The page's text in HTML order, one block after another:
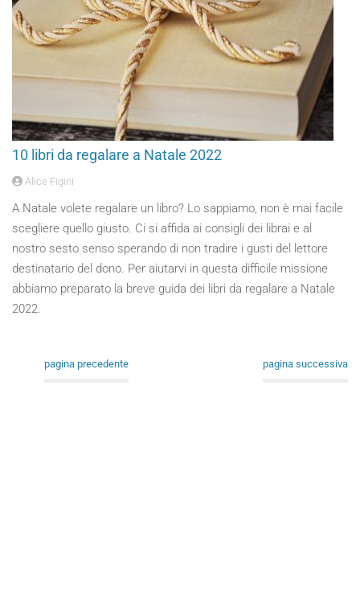
10 libri da regalare a Natale 2022
Alice Figini
A Natale volete regalare un libro? Lo sappiamo, non è mai facile
scegliere quello giusto. Ci si affida ai consigli dei librai e al
nostro sesto senso sperando di non tradire i gusti del lettore
destinatario del dono. Per aiutarvi in questa difficile missione
abbiamo preparato la breve guida dei libri da regalare a Natale
2022.
pagina precedente pagina successiva